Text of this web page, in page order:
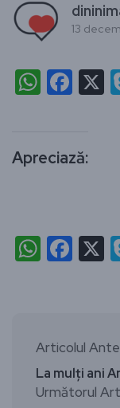
13
X
Apreciază:
X
Articolul
La mulți ani
Următorul